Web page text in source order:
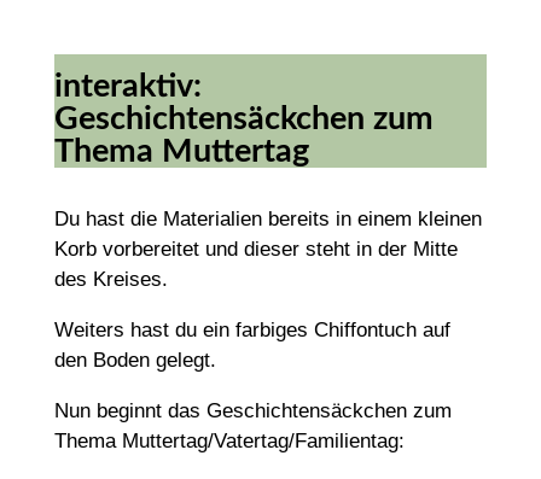
interaktiv:
Geschichtensäckchen zum
Thema Muttertag
Du hast die Materialien bereits in einem kleinen
Korb vorbereitet und dieser steht in der Mitte
des Kreises.
Weiters hast du ein farbiges Chiffontuch auf
den Boden gelegt.
Nun beginnt das Geschichtensäckchen zum
Thema Muttertag/Vatertag/Familientag: